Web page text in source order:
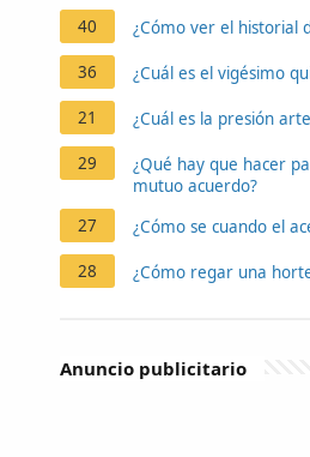
40
¿Cómo ver el historial
36 ¿Cuál es el vigésimo
21 ¿Cuál es la presión
29
¿Qué hay que hacer
mutuo acuerdo?
27
¿Cómo se cuando el
28 ¿Cómo regar una
Anuncio publicitario